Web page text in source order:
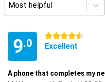
Most helpful
9.0
4.5 stars
Excellent
A phone that completes my